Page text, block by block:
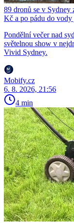
89 dronů se v Sydney
Kč a po pádu do vody
Pondělní večer nad
světelnou show v
Vivid Sydney.
Mobify.cz
6. 8. 2026, 21:56
4 min